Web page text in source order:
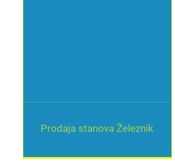
Prodaja stanova Železnik